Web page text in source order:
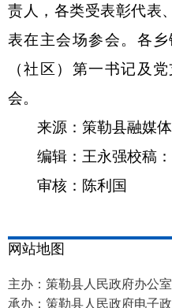
责人，各类受表彰代表、
表在主会场参会。各
（社区）第一书记及
会。
来源：策勒县融媒
编辑：王永强校稿
审核：陈利国
网站地图
主办：策勒县人民政府办公室
承办：策勒县人民政府电子